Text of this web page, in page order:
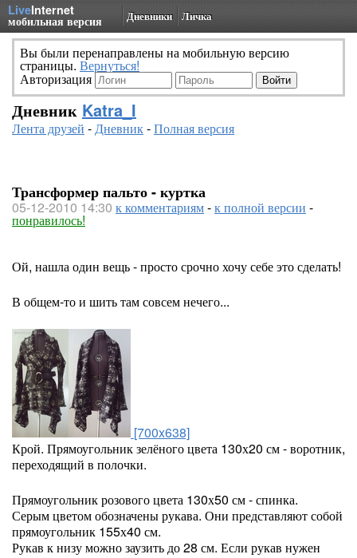
LiveInternet
мобильная версия Дневники Личка
Вы были перенаправлены на мобильную версию
страницы. Вернуться!
Авторизация
Дневник Katra_I
Лента друзей -Дневник-Полная версия
Трансформер пальто - куртка
05-12-2010 14:30 к комментариям-к полной версии -
понравилось!
Ой, нашла один вещь - просто срочно хочу себе это сделать!
В общем-то и шить там совсем нечего...
[700x638]
Крой. Прямоугольник зелёного цвета 130х20 см - воротник,
переходящий в полочки.
Прямоугольник розового цвета 130х50 см - спинка.
Серым цветом обозначены рукава. Они представляют собой
прямоугольник 155х40 см.
Рукав к низу можно заузить до 28 см. Если рукав нужен